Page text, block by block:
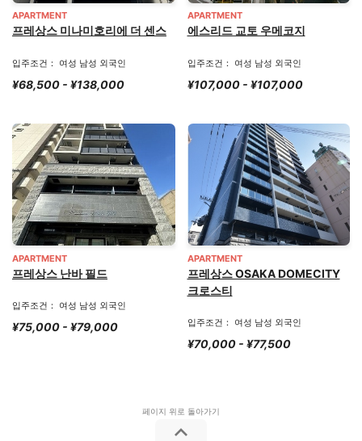
APARTMENT
프레상스 미나미호리에 더 센스
입주조건： 여성 남성 외국인
¥68,500 - ¥138,000
APARTMENT
에스리드 교토 우메코지
입주조건： 여성 남성 외국인
¥107,000 - ¥107,000
APARTMENT
프레상스 난바 필드
입주조건： 여성 남성 외국인
¥75,000 - ¥79,000
APARTMENT
프레상스 OSAKA DOMECITY
크로스티
입주조건： 여성 남성 외국인
¥70,000 - ¥77,500